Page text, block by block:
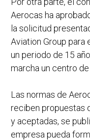
Aerocas ha
la solicitud
Aviation Group para
un periodo de 15
marcha un centro
Las normas de
reciben propuestas
y aceptadas, se
empresa pueda